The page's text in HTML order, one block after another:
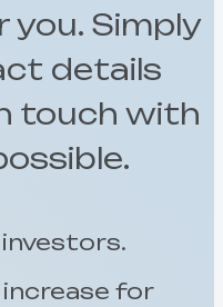
Simply
details
touch with
increase for